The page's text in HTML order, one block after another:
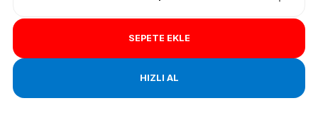
SEPETE EKLE
HIZLI AL